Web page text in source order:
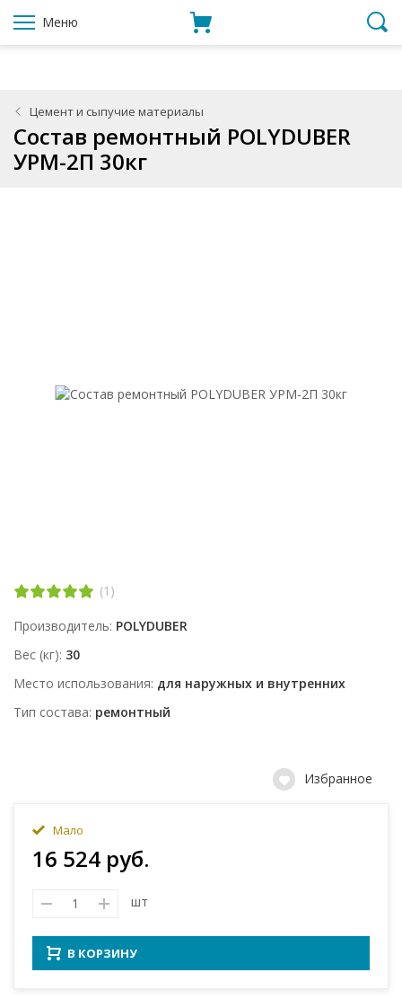
Меню
Цемент и сыпучие материалы
Состав ремонтный POLYDUBER
УРМ-2П 30кг
(1)
Производитель POLYDUBER
Вес (кг) 30
Место использования для наружных и внутренних
Тип состава ремонтный
Избранное
Мало
16 524 руб.
шт
В КОРЗИНУ